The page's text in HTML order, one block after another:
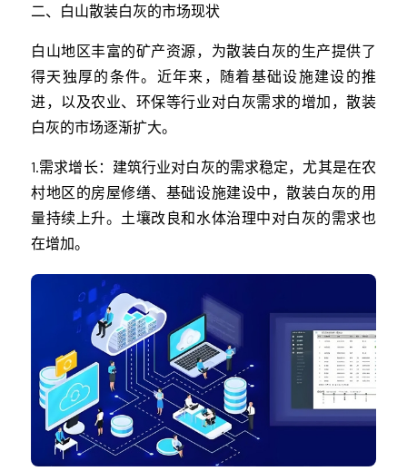
二、白山散装白灰的市场现状
白山地区丰富的矿产资源，为散装白灰的生产提供了
得天独厚的条件。近年来，随着基础设施建设的推
进，以及农业、环保等行业对白灰需求的增加，散装
白灰的市场逐渐扩大。
1.需求增长：建筑行业对白灰的需求稳定，尤其是在农
村地区的房屋修缮、基础设施建设中，散装白灰的用
量持续上升。土壤改良和水体治理中对白灰的需求也
在增加。